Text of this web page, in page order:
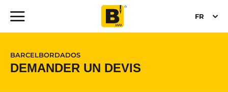
FR
BARCELBORDADOS
DEMANDER UN DEVIS